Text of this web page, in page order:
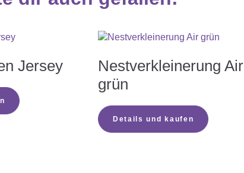
fehlt bei meiner Matratze der Zipper?
Jersey
Nestverkleinerung Air
grün
Details und kaufen